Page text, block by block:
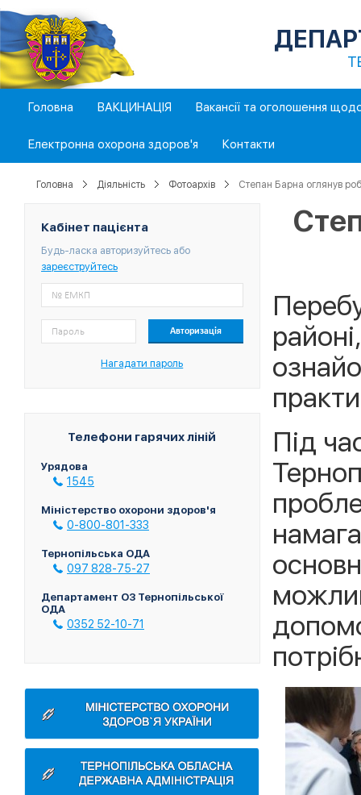
Головна ВАКЦИНАЦІЯ Вакансії та оголошення
Електронна охорона здоров'я Контакти
Головна Діяльність Фотоархів Степан Барна оглянув
Кабінет пацієнта
Будь-ласка авторизуйтесь або
зареєструйтесь
Нагадати пароль
Телефони гарячих ліній
Урядова
1545
Міністерство охорони здоров'я
0-800-801-333
Тернопільська ОДА
097 828-75-27
Департамент ОЗ Тернопільської
ОДА
0352 52-10-71
Під